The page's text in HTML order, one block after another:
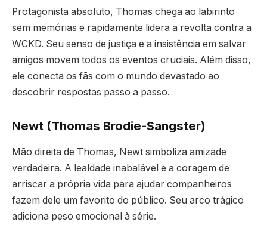
Protagonista absoluto, Thomas chega ao labirinto
sem memórias e rapidamente lidera a revolta contra a
WCKD. Seu senso de justiça e a insistência em salvar
amigos movem todos os eventos cruciais. Além disso,
ele conecta os fãs com o mundo devastado ao
descobrir respostas passo a passo.
Newt (Thomas Brodie-Sangster)
Mão direita de Thomas, Newt simboliza amizade
verdadeira. A lealdade inabalável e a coragem de
arriscar a própria vida para ajudar companheiros
fazem dele um favorito do público. Seu arco trágico
adiciona peso emocional à série.